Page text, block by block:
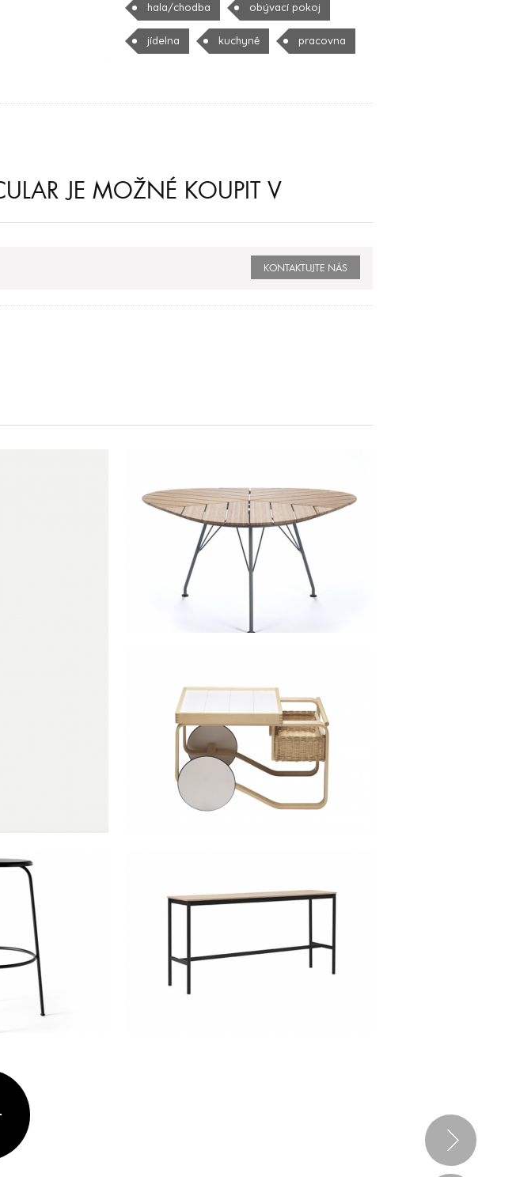
hala/chodba obývací pokoj
jídelna kuchyně pracovna
JE MOŽNÉ KOUPIT V
KONTAKTUJTE NÁS